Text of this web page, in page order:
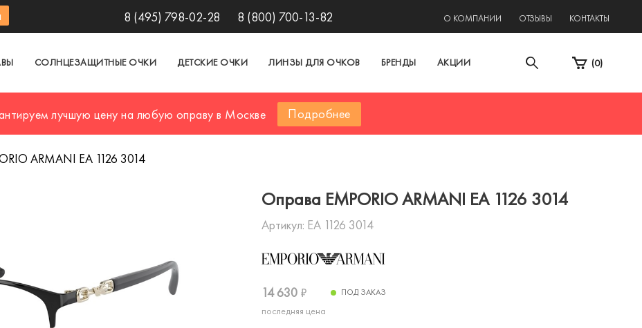
8 (495) 798-02-28 8 (800) 700-13-82 О КОМПАНИИ ОТЗЫВЫ КОНТАКТЫ
СОЛНЦЕЗАЩИТНЫЕ ОЧКИ ДЕТСКИЕ ОЧКИ ЛИНЗЫ ДЛЯ ОЧКОВ БРЕНДЫ АКЦИИ (0)
лучшую цену на любую оправу в Москве Подробнее
ARMANI EA 1126 3014
Оправа EMPORIO ARMANI EA 1126 3014
Артикул: EA 1126 3014
14 630 ₽
последняя цена
ПОД ЗАКАЗ